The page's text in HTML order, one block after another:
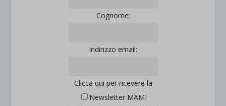
Cognome:
Indirizzo email:
Clicca qui per ricevere la
Newsletter MAMI